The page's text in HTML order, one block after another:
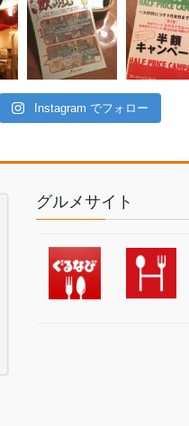
Instagram でフォロー
グルメサイト